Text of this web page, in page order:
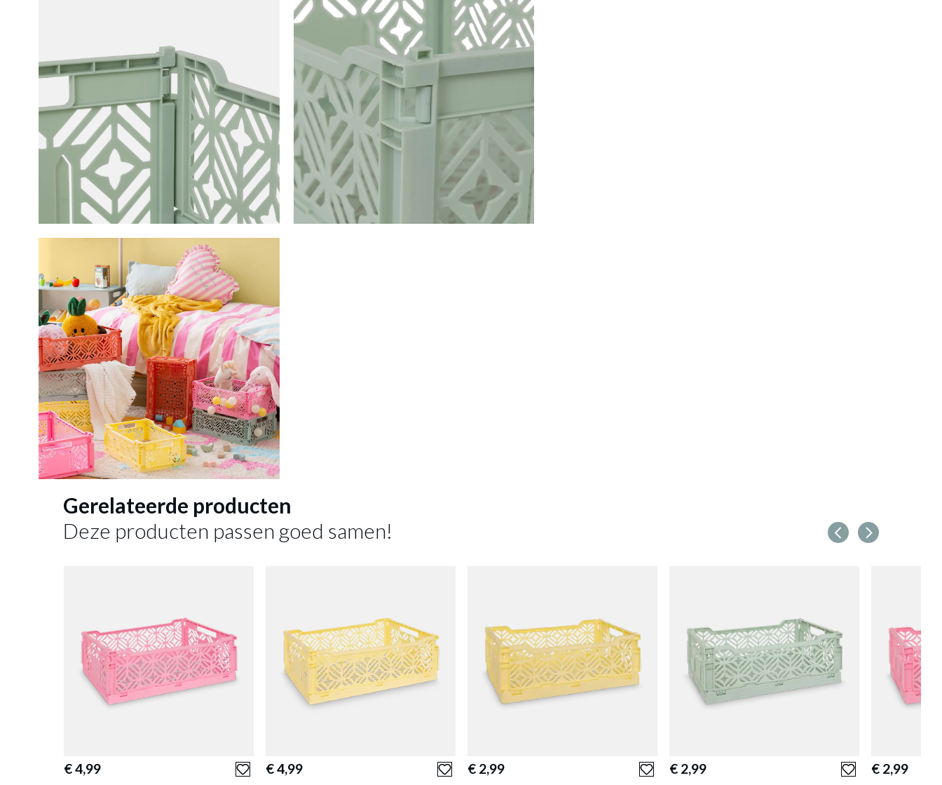
Gerelateerde producten
Deze producten passen goed samen!
€ 4,99 € 4,99 € 2,99 € 2,99 € 2,99
Opbergbox CELLIA XL Groenis toegevoegd aan je winkelmandje
OPBERGBOX CELLIA XL GROEN
Productnummer: Y14200178906
Prijs per stuk, incl. btw en excl. verzendkosten